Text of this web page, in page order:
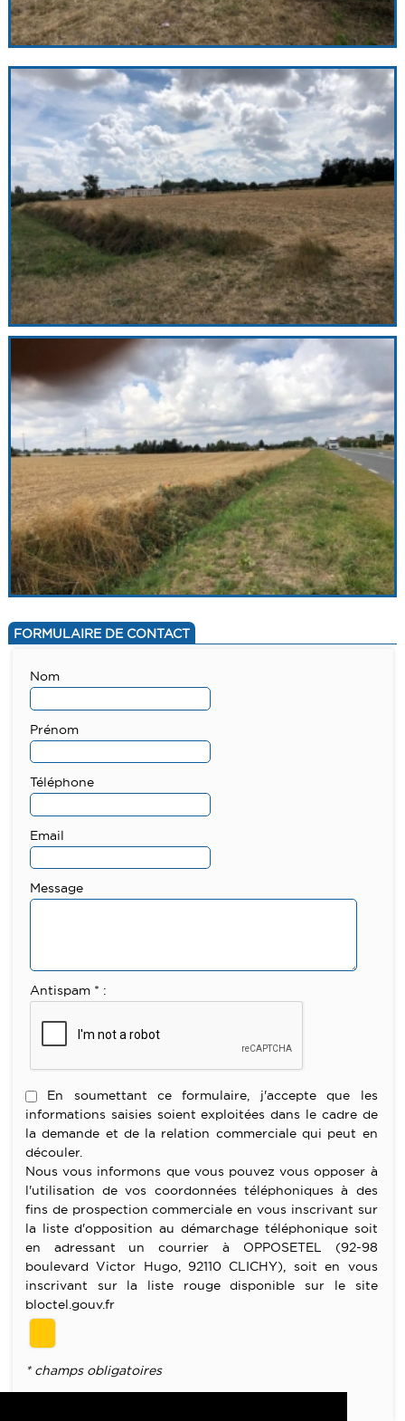
FORMULAIRE DE CONTACT
Nom
Prénom
Téléphone
Email
Message
Antispam * :
En soumettant ce formulaire, j'accepte que les
informations saisies soient exploitées dans le cadre de
la demande et de la relation commerciale qui peut en
découler.
Nous vous informons que vous pouvez vous opposer à
l'utilisation de vos coordonnées téléphoniques à des
fins de prospection commerciale en vous inscrivant sur
la liste d'opposition au démarchage téléphonique soit
en adressant un courrier à OPPOSETEL (92-98
boulevard Victor Hugo, 92110 CLICHY), soit en vous
inscrivant sur la liste rouge disponible sur le site
bloctel.gouv.fr
* champs obligatoires